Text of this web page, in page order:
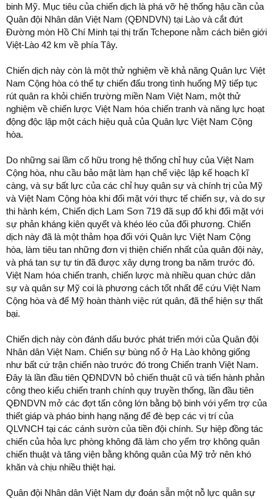
binh Mỹ. Mục tiêu của chiến dịch là phá vỡ hệ thống hậu cần của
Quân đội Nhân dân Việt Nam (QĐNDVN) tại Lào và cắt đứt
Đường mòn Hồ Chí Minh tại thị trấn Tchepone nằm cách biên giới
Việt-Lào 42 km về phía Tây.
Chiến dịch này còn là một thử nghiệm về khả năng Quân lực Việt
Nam Cộng hòa có thể tự chiến đấu trong tình huống Mỹ tiếp tục
rút quân ra khỏi chiến trường miền Nam Việt Nam, một thử
nghiệm về chiến lược Việt Nam hóa chiến tranh và năng lực hoạt
động độc lập một cách hiệu quả của Quân lực Việt Nam Cộng
hòa.
Do những sai lầm cố hữu trong hệ thống chỉ huy của Việt Nam
Cộng hòa, nhu cầu bảo mật làm hạn chế việc lập kế hoạch kĩ
càng, và sự bất lực của các chỉ huy quân sự và chính trị của Mỹ
và Việt Nam Cộng hòa khi đối mặt với thực tế chiến sự, và do sự
thi hành kém, Chiến dịch Lam Sơn 719 đã sụp đổ khi đối mặt với
sự phản kháng kiên quyết và khéo léo của đối phương. Chiến
dịch này đã là một thảm họa đối với Quân lực Việt Nam Cộng
hòa, làm tiêu tan những đơn vị thiện chiến nhất của quân đội này,
và phá tan sự tự tin đã được xây dựng trong ba năm trước đó.
Việt Nam hóa chiến tranh, chiến lược mà nhiều quan chức dân
sự và quân sự Mỹ coi là phương cách tốt nhất để cứu Việt Nam
Cộng hòa và để Mỹ hoàn thành việc rút quân, đã thể hiện sự thất
bại.
Chiến dịch này còn đánh dấu bước phát triển mới của Quân đội
Nhân dân Việt Nam. Chiến sự bùng nổ ở Hạ Lào không giống
như bất cứ trận chiến nào trước đó trong Chiến tranh Việt Nam.
Đây là lần đầu tiên QĐNDVN bỏ chiến thuật cũ và tiến hành phản
công theo kiểu chiến tranh chính quy truyền thống, lần đầu tiên
QĐNDVN mở các đợt tấn công lớn bằng bộ binh với yểm trợ của
thiết giáp và pháo binh hạng nặng để đè bẹp các vị trí của
QLVNCH tại các cánh sườn của tiền đội chính. Sự hiệp đồng tác
chiến của hỏa lực phòng không đã làm cho yểm trợ không quân
chiến thuật và tăng viện bằng không quân của Mỹ trở nên khó
khăn và chịu nhiều thiệt hại.
Quân đội Nhân dân Việt Nam dự đoán sẵn một nỗ lực quân sự